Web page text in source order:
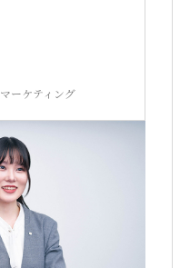
ーケティング